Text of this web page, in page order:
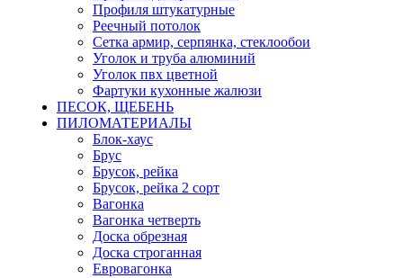
Профиля штукатурные
Реечный потолок
Сетка армир, серпянка, стеклообои
Уголок и труба алюминий
Уголок пвх цветной
Фартуки кухонные жалюзи
ПЕСОК, ЩЕБЕНЬ
ПИЛОМАТЕРИАЛЫ
Блок-хаус
Брус
Брусок, рейка
Брусок, рейка 2 сорт
Вагонка
Вагонка четверть
Доска обрезная
Доска строганная
Евровагонка